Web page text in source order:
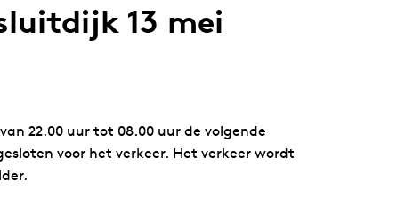
13 mei
22.00 uur tot 08.00 uur de volgende
voor het verkeer. Het verkeer wordt